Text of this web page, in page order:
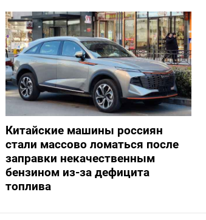
Китайские машины россиян
стали массово ломаться после
заправки некачественным
бензином из-за дефицита
топлива